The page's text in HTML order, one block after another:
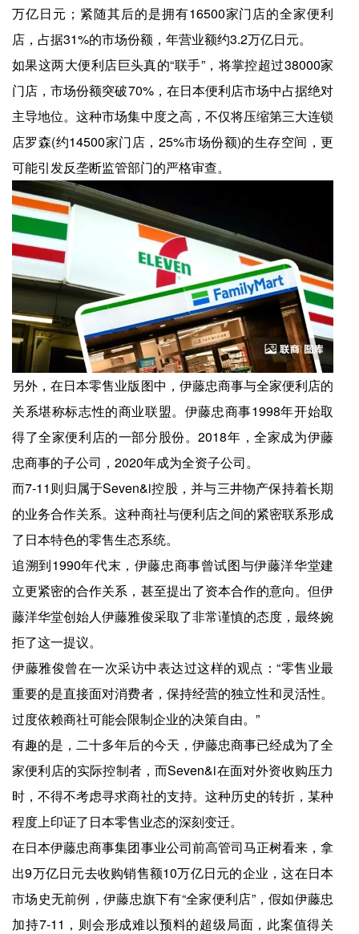
万亿日元；紧随其后的是拥有16500家门店的全家便利
店，占据31%的市场份额，年营业额约3.2万亿日元。
如果这两大便利店巨头真的“联手”，将掌控超过38000家
门店，市场份额突破70%，在日本便利店市场中占据绝对
主导地位。这种市场集中度之高，不仅将压缩第三大连锁
店罗森(约14500家门店，25%市场份额)的生存空间，更
可能引发反垄断监管部门的严格审查。
另外，在日本零售业版图中，伊藤忠商事与全家便利店的
关系堪称标志性的商业联盟。伊藤忠商事1998年开始取
得了全家便利店的一部分股份。2018年，全家成为伊藤
忠商事的子公司，2020年成为全资子公司。
而7-11则归属于Seven&i控股，并与三井物产保持着长期
的业务合作关系。这种商社与便利店之间的紧密联系形成
了日本特色的零售生态系统。
追溯到1990年代末，伊藤忠商事曾试图与伊藤洋华堂建
立更紧密的合作关系，甚至提出了资本合作的意向。但伊
藤洋华堂创始人伊藤雅俊采取了非常谨慎的态度，最终婉
拒了这一提议。
伊藤雅俊曾在一次采访中表达过这样的观点：“零售业最
重要的是直接面对消费者，保持经营的独立性和灵活性。
过度依赖商社可能会限制企业的决策自由。”
有趣的是，二十多年后的今天，伊藤忠商事已经成为了全
家便利店的实际控制者，而Seven&i在面对外资收购压力
时，不得不考虑寻求商社的支持。这种历史的转折，某种
程度上印证了日本零售业态的深刻变迁。
在日本伊藤忠商事集团事业公司前高管司马正树看来，拿
出9万亿日元去收购销售额10万亿日元的企业，这在日本
市场史无前例，伊藤忠旗下有“全家便利店”，假如伊藤忠
加持7-11，则会形成难以预料的超级局面，此案值得关